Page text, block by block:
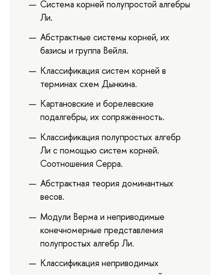
Система корней полупростой алгебры
Ли.
Абстрактные системы корней, их
базисы и группа Вейля.
Классификация систем корней в
терминах схем Дынкина.
Картановские и борелевские
подалгебры, их сопряжённость.
Классификация полупростых алгебр
Ли с помощью систем корней.
Соотношения Серра.
Абстрактная теория доминантных
весов.
Модули Верма и неприводимые
конечномерные представления
полупростых алгебр Ли.
Классификация неприводимых